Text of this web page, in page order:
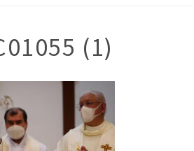
(1)